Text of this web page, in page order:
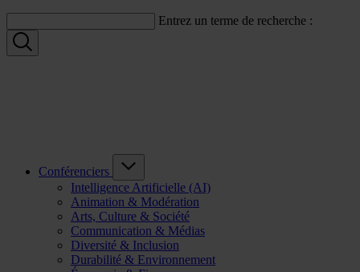
Entrez un terme de recherche :
Conférenciers
Intelligence Artificielle (AI)
Animation & Modération
Arts, Culture & Société
Communication & Médias
Diversité & Inclusion
Durabilité & Environnement